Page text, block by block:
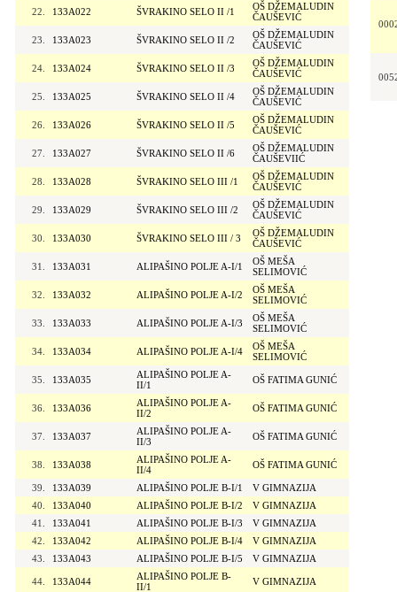
22. 133A022 ŠVRAKINO SELO II /1
OŠ DŽEMALUDIN
ČAUŠEVIĆ
23. 133A023 ŠVRAKINO SELO II /2
OŠ DŽEMALUDIN
ČAUŠEVIĆ
24. 133A024 ŠVRAKINO SELO II /3
OŠ DŽEMALUDIN
ČAUŠEVIĆ
25. 133A025 ŠVRAKINO SELO II /4
OŠ DŽEMALUDIN
ČAUŠEVIĆ
26. 133A026 ŠVRAKINO SELO II /5
OŠ DŽEMALUDIN
ČAUŠEVIĆ
27. 133A027 ŠVRAKINO SELO II /6
OŠ DŽEMALUDIN
ČAUŠEVIIĆ
28. 133A028 ŠVRAKINO SELO III /1
OŠ DŽEMALUDIN
ČAUŠEVIĆ
29. 133A029 ŠVRAKINO SELO III /2
OŠ DŽEMALUDIN
ČAUŠEVIĆ
30. 133A030 ŠVRAKINO SELO III / 3
OŠ DŽEMALUDIN
ČAUŠEVIĆ
31. 133A031 ALIPAŠINO POLJE A-I/1
OŠ MEŠA
SELIMOVIĆ
32. 133A032 ALIPAŠINO POLJE A-I/2
OŠ MEŠA
SELIMOVIĆ
33. 133A033 ALIPAŠINO POLJE A-I/3
OŠ MEŠA
SELIMOVIĆ
34. 133A034 ALIPAŠINO POLJE A-I/4
OŠ MEŠA
SELIMOVIĆ
35. 133A035
ALIPAŠINO POLJE A-
II/1
OŠ FATIMA GUNIĆ
36. 133A036
ALIPAŠINO POLJE A-
II/2
OŠ FATIMA GUNIĆ
37. 133A037
ALIPAŠINO POLJE A-
II/3
OŠ FATIMA GUNIĆ
38. 133A038
ALIPAŠINO POLJE A-
II/4
OŠ FATIMA GUNIĆ
39. 133A039 ALIPAŠINO POLJE B-I/1
V GIMNAZIJA
40.
133A040 ALIPAŠINO POLJE B-I/2
V GIMNAZIJA
41.
133A041 ALIPAŠINO POLJE B-I/3
V GIMNAZIJA
42.
133A042 ALIPAŠINO POLJE B-I/4
V GIMNAZIJA
43.
133A043 ALIPAŠINO POLJE B-I/5 V GIMNAZIJA
44. 133A044
ALIPAŠINO POLJE B-
II/1
V GIMNAZIJA